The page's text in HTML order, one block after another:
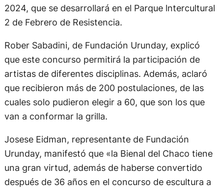
2024, que se desarrollará en el Parque lntercultural
2 de Febrero de Resistencia.
Rober Sabadini, de Fundación Urunday, explicó
que este concurso permitirá la participación de
artistas de diferentes disciplinas. Además, aclaró
que recibieron más de 200 postulaciones, de las
cuales solo pudieron elegir a 60, que son los que
van a conformar la grilla.
Josese Eidman, representante de Fundación
Urunday, manifestó que «la Bienal del Chaco tiene
una gran virtud, además de haberse convertido
después de 36 años en el concurso de escultura a